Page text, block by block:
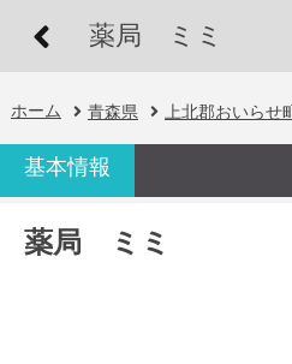
薬局 ミミ
ホーム 青森県 上北郡おいらせ町
基本情報
薬局 ミミ